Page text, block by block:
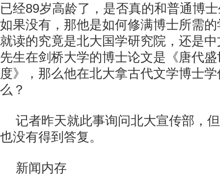
已经89岁高龄了，是否真的和普通博
如果没有，那他是如何修满博士所需
就读的究竟是北大国学研究院，还是
先生在剑桥大学的博士论文是《唐代
度》，那么他在北大拿古代文学博士
么？
记者昨天就此事询问北大宣传部，
也没有得到答复。
新闻内存